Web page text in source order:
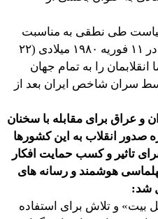
طی نطقی به مناسبت
نخستین سالگرد پیروزی انقلاب در ۱۱ فوریه ۱۹۸۰ میلادی (۲۲
انقلابمان را به تمام جهان
سران شاخص ایران بعد از
و عراق برای مقابله با سخنان
صدور انقلاب به این کشورها
تاثیر و کسب حمایت افکار
هوشمند و رسانه های
شد:
بیت» و تلاش برای استفاده